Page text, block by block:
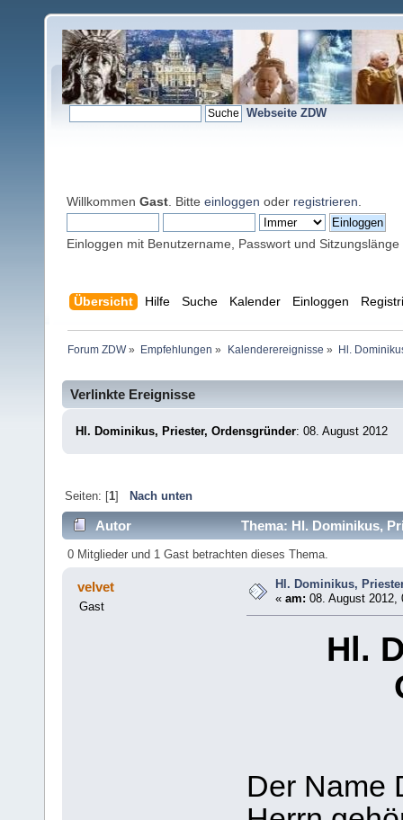
Webseite ZDW
Willkommen Gast . Bitte einloggen oder registrieren
Einloggen mit Benutzername, Passwort und Sitzungslänge
Übersicht Hilfe Suche Kalender Einloggen
Forum ZDW» Empfehlungen » Kalenderereignisse » Hl.
Verlinkte Ereignisse
Hl. Dominikus, Priester, Ordensgründer: 08. August 2012
Seiten: [1] Nach unten
Autor Thema: Hl. Dominikus,
0 Mitglieder und 1 Gast betrachten dieses Thema.
velvet
Gast
Hl. Dominikus,
«am: 08. August 2012,
Hl.
Der Name